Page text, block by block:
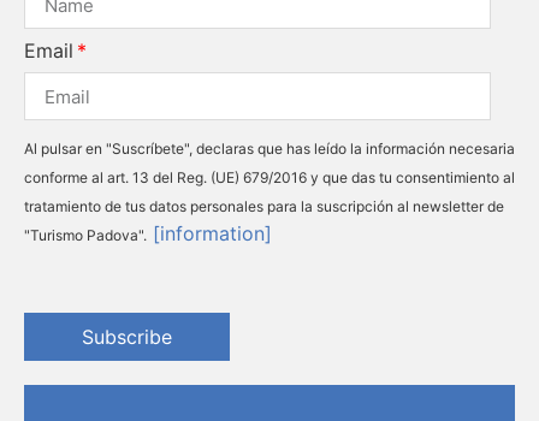
Email
Al pulsar en "Suscríbete", declaras que has leído la información necesaria
conforme al art. 13 del Reg. (UE) 679/2016 y que das tu consentimiento al
tratamiento de tus datos personales para la suscripción al newsletter de
"Turismo Padova". [information]
Subscribe